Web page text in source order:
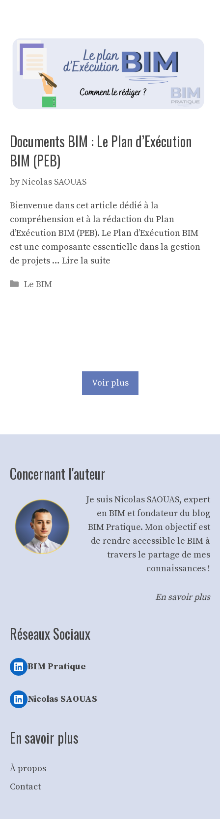
Documents BIM : Le Plan d’Exécution
BIM (PEB)
byNicolas SAOUAS
Bienvenue dans cet article dédié à la
compréhension et à la rédaction du Plan
d’Exécution BIM (PEB). Le Plan d’Exécution BIM
est une composante essentielle dans la gestion
de projets … Lire la suite
Categories
Le BIM
Voir plus
Concernant l'auteur
Je suis Nicolas SAOUAS, expert
en BIM et fondateur du blog
BIM Pratique. Mon objectif est
de rendre accessible le BIM à
travers le partage de mes
connaissances !
En savoir plus
Réseaux Sociaux
LinkedIn
BIM Pratique
LinkedIn
Nicolas SAOUAS
En savoir plus
À propos
Contact